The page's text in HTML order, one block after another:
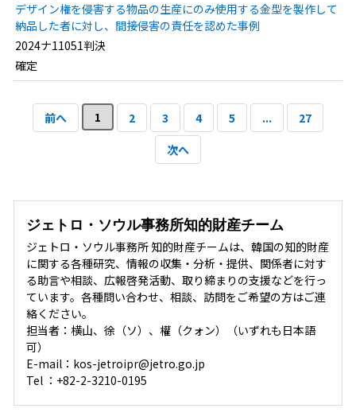
デザイン権を侵害する物品の生産にのみ使用する金型を製作して
納品した者に対し、間接侵害の責任を認めた事例
2024ナ11051判決
確定
前へ 1 2 3 4 5 ...
27
次へ
ジェトロ・ソウル事務所知的財産チーム
ジェトロ・ソウル事務所 知的財産チームは、韓国の知的財産
に関する各種研究、情報の収集・分析・提供、関係者に対す
る助言や相談、広報啓発活動、取り締まりの支援などを行っ
ています。各種問い合わせ、相談、訪問をご希望の方はご連
絡ください。
担当者：横山、徐（ソ）、權（クォン）（いずれも日本語
可）
E-mail：kos-jetroipr@jetro.go.jp
Tel ：+82-2-3210-0195